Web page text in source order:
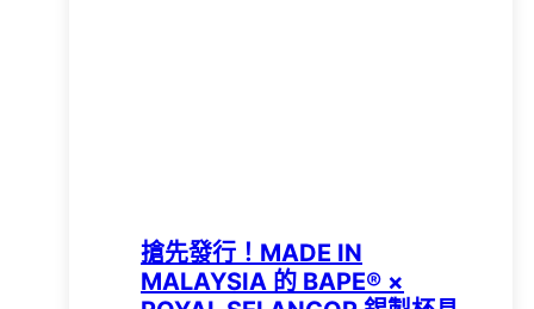
搶先發行！MADE IN
MALAYSIA 的 BAPE® ×